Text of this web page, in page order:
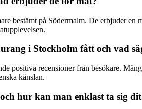
bestämt på Södermalm. De erbjuder
i Stockholm fått och vad
positiva recensioner från besökare.
känslan.
hur kan man enklast ta sig